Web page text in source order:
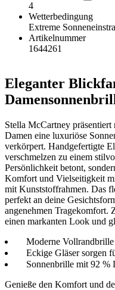
4
Wetterbedingung
Extreme
Artikelnummer
1644261
Eleganter
Stella McCartney
Damen eine luxuriöse
verkörpert. Handgefertigte
verschmelzen zu einem
Persönlichkeit betont,
Komfort und Vielseitigkeit
mit Kunststoffrahmen. Das
perfekt an deine
angenehmen Tragekomfort.
einen markanten Look und
Moderne Vollrandbrille
Eckige Gläser sorgen
Sonnenbrille mit 92 %
Genieße den Komfort und